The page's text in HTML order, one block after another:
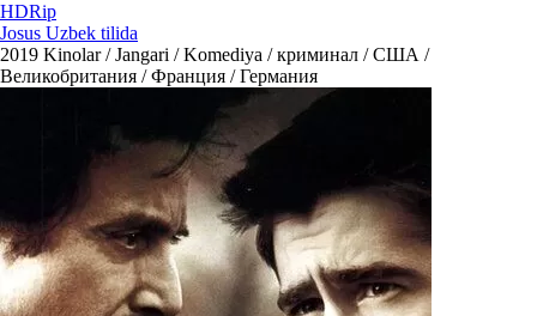
HDRip
Josus Uzbek tilida
2019 Kinolar / Jangari / Komediya / криминал / США /
Великобритания / Франция / Германия